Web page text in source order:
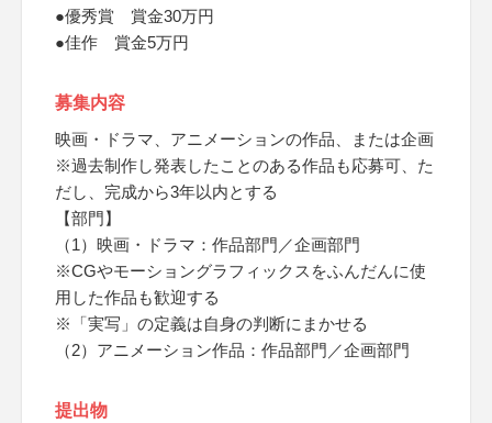
●優秀賞 賞金30万円
●佳作 賞金5万円
募集内容
映画・ドラマ、アニメーションの作品、または企画
※過去制作し発表したことのある作品も応募可、た
だし、完成から3年以内とする
【部門】
（1）映画・ドラマ：作品部門／企画部門
※CGやモーショングラフィックスをふんだんに使
用した作品も歓迎する
※「実写」の定義は自身の判断にまかせる
（2）アニメーション作品：作品部門／企画部門
提出物